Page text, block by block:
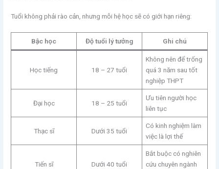
Tuổi không phải rào cản, nhưng mỗi hệ học sẽ có giới hạn riêng:
Bậc học Độ tuổi lý tưởng Ghi chú
Học tiếng 18 – 27 tuổi
Không nên để trống
quá 3 năm sau tốt
nghiệp THPT
Đại học 18 – 25 tuổi
Ưu tiên người học
liên tục
Thạc sĩ Dưới 35 tuổi
Có kinh nghiệm làm
việc là lợi thế
Tiến sĩ Dưới 40 tuổi
Bắt buộc có nghiên
cứu chuyên ngành